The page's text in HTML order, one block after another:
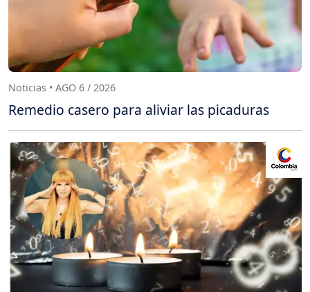
Noticias • AGO 6 / 2026
Remedio casero para aliviar las picaduras